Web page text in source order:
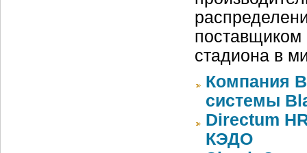
поставщиком
стадиона в
Компания
системы
Directum
КЭДО